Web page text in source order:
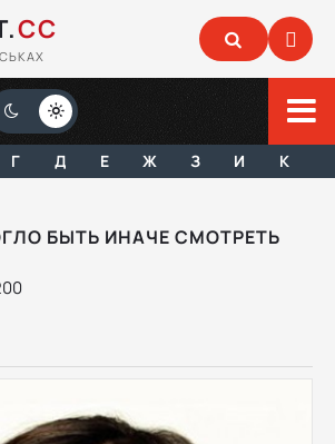
CC
Г Д Е Ж З И К
БЫТЬ ИНАЧЕ СМОТРЕТЬ